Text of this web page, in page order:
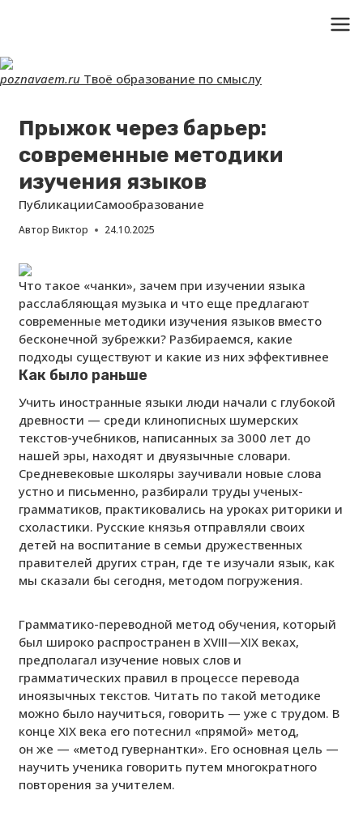
Перейти
к
poznavaem.ru Твоё образование по смыслу
Прыжок через барьер:
современные методики
изучения языков
ПубликацииСамообразование
Автор Виктор 24.10.2025
Что такое «чанки», зачем при изучении языка
расслабляющая музыка и что еще предлагают
современные методики изучения языков вместо
бесконечной зубрежки? Разбираемся, какие
подходы существуют и какие из них эффективнее
Как было раньше
Учить иностранные языки люди начали с глубокой
древности — среди клинописных шумерских
текстов-учебников, написанных за 3000 лет до
нашей эры, находят и двуязычные словари.
Средневековые школяры заучивали новые слова
устно и письменно, разбирали труды ученых-
грамматиков, практиковались на уроках риторики и
схоластики. Русские князья отправляли своих
детей на воспитание в семьи дружественных
правителей других стран, где те изучали язык, как
мы сказали бы сегодня, методом погружения.
Грамматико-переводной метод обучения, который
был широко распространен в XVIII—XIX веках,
предполагал изучение новых слов и
грамматических правил в процессе перевода
иноязычных текстов. Читать по такой методике
можно было научиться, говорить — уже с трудом. В
конце XIX века его потеснил «прямой» метод,
он же — «метод гувернантки». Его основная цель —
научить ученика говорить путем многократного
повторения за учителем.